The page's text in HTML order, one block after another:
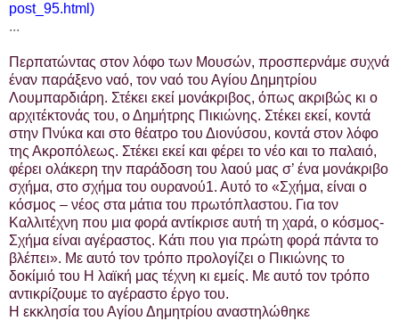
post_95.html)
...
Περπατώντας στον λόφο των Μουσών, προσπερνάμε συχνά
έναν παράξενο ναό, τον ναό του Αγίου Δημητρίου
Λουμπαρδιάρη. Στέκει εκεί μονάκριβος, όπως ακριβώς κι ο
αρχιτέκτονάς του, ο Δημήτρης Πικιώνης. Στέκει εκεί, κοντά
στην Πνύκα και στο θέατρο του Διονύσου, κοντά στον λόφο
της Ακροπόλεως. Στέκει εκεί και φέρει το νέο και το παλαιό,
φέρει ολάκερη την παράδοση του λαού μας σ’ ένα μονάκριβο
σχήμα, στο σχήμα του ουρανού1. Αυτό το «Σχήμα, είναι ο
κόσμος – νέος στα μάτια του πρωτόπλαστου. Για τον
Καλλιτέχνη που μια φορά αντίκρισε αυτή τη χαρά, ο κόσμος-
Σχήμα είναι αγέραστος. Κάτι που για πρώτη φορά πάντα το
βλέπει». Με αυτό τον τρόπο προλογίζει ο Πικιώνης το
δοκίμιό του Η λαϊκή μας τέχνη κι εμείς. Με αυτό τον τρόπο
αντικρίζουμε το αγέραστο έργο του.
Η εκκλησία του Αγίου Δημητρίου αναστηλώθηκε